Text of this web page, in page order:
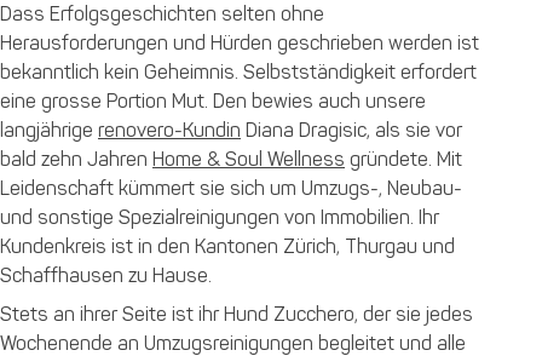
Dass Erfolgsgeschichten selten ohne
Herausforderungen und Hürden geschrieben werden ist
bekanntlich kein Geheimnis. Selbstständigkeit erfordert
eine grosse Portion Mut. Den bewies auch unsere
langjährige renovero-Kundin Diana Dragisic, als sie vor
bald zehn Jahren Home & Soul Wellness gründete. Mit
Leidenschaft kümmert sie sich um Umzugs-, Neubau-
und sonstige Spezialreinigungen von Immobilien. Ihr
Kundenkreis ist in den Kantonen Zürich, Thurgau und
Schaffhausen zu Hause.
Stets an ihrer Seite ist ihr Hund Zucchero, der sie jedes
Wochenende an Umzugsreinigungen begleitet und alle